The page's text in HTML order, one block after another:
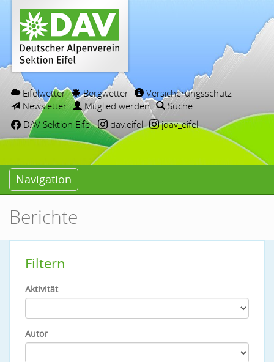
Eifelwetter Bergwetter
Versicherungsschutz
Newsletter
Mitglied werden
Suche
DAV Sektion Eifel
dav.eifel jdav_eifel
Navigation
Berichte
Filtern
Aktivität
Autor